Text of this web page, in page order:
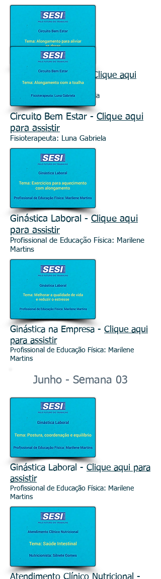
Circuito Bem Estar -
Clique aqui
para assistir
Fisioterapeuta: Luna Gabriela
Circuito Bem Estar - Clique aqui
para assistir
Fisioterapeuta: Luna Gabriela
Ginástica Laboral - Clique aqui
para assistir
Profissional de Educação Física: Marilene
Martins
Ginástica na Empresa - Clique aqui
para assistir
Profissional de Educação Física: Marilene
Martins
Junho - Semana 03
Ginástica Laboral - Clique aqui para
assistir
Profissional de Educação Física: Marilene
Martins
Atendimento Clínico Nutricional -